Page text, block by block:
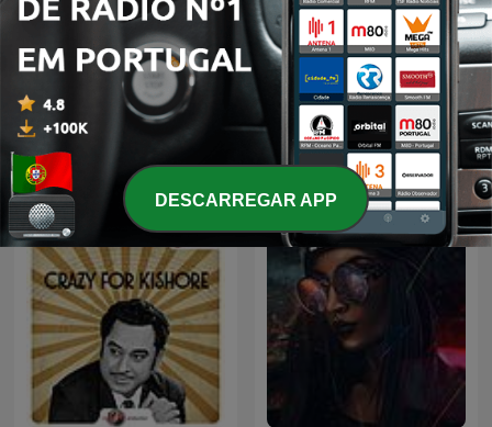
Órbita Friki Fresh Air
Podcasts internacionais de TV e filme
DESCARREGAR APP